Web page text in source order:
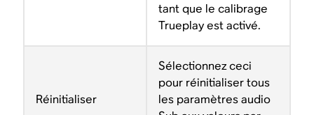
tant que le calibrage
Trueplay est activé.
Réinitialiser
Sélectionnez ceci
pour réinitialiser tous
les paramètres audio